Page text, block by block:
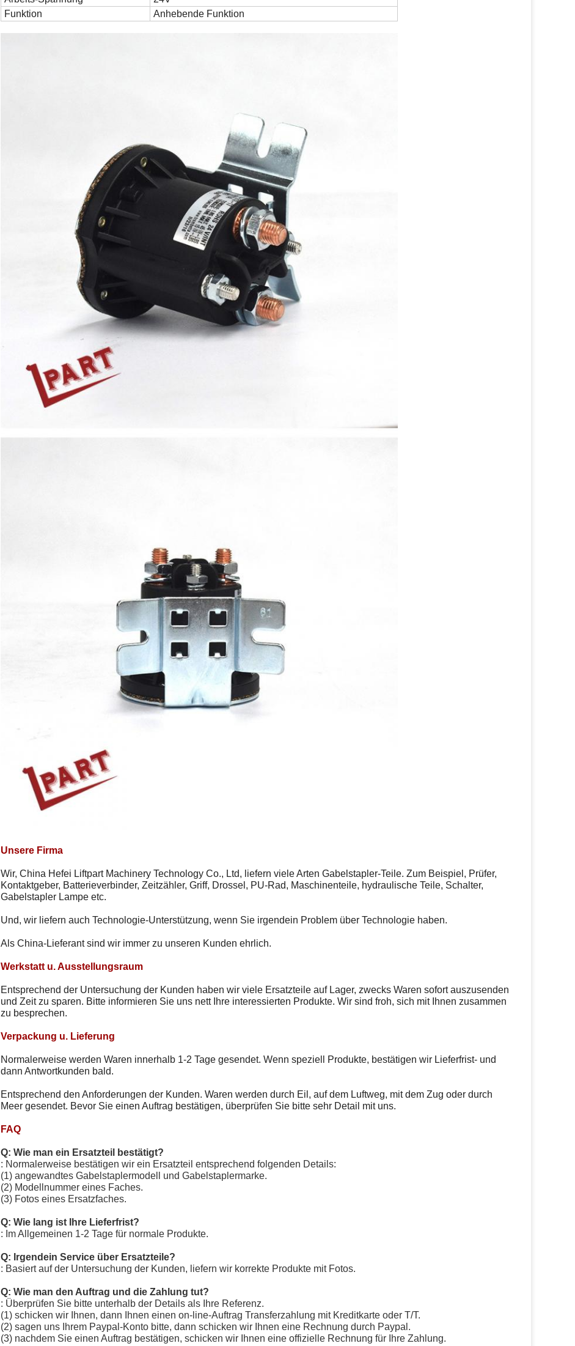
Funktion
Anhebende Funktion
Unsere Firma
Wir, China Hefei Liftpart Machinery Technology Co., Ltd, liefern viele Arten Gabelstapler-Teile. Zum Beispiel, Prüfer,
Kontaktgeber, Batterieverbinder, Zeitzähler, Griff, Drossel, PU-Rad, Maschinenteile, hydraulische Teile, Schalter,
Gabelstapler Lampe etc.
Und, wir liefern auch Technologie-Unterstützung, wenn Sie irgendein Problem über Technologie haben.
Als China-Lieferant sind wir immer zu unseren Kunden ehrlich.
Werkstatt u. Ausstellungsraum
Entsprechend der Untersuchung der Kunden haben wir viele Ersatzteile auf Lager, zwecks Waren sofort auszusenden
und Zeit zu sparen. Bitte informieren Sie uns nett Ihre interessierten Produkte. Wir sind froh, sich mit Ihnen zusammen
zu besprechen.
Verpackung u. Lieferung
Normalerweise werden Waren innerhalb 1-2 Tage gesendet. Wenn speziell Produkte, bestätigen wir Lieferfrist- und
dann Antwortkunden bald.
Entsprechend den Anforderungen der Kunden. Waren werden durch Eil, auf dem Luftweg, mit dem Zug oder durch
Meer gesendet. Bevor Sie einen Auftrag bestätigen, überprüfen Sie bitte sehr Detail mit uns.
FAQ
Q: Wie man ein Ersatzteil bestätigt?
: Normalerweise bestätigen wir ein Ersatzteil entsprechend folgenden Details:
(1) angewandtes Gabelstaplermodell und Gabelstaplermarke.
(2) Modellnummer eines Faches.
(3) Fotos eines Ersatzfaches.
Q: Wie lang ist Ihre Lieferfrist?
: Im Allgemeinen 1-2 Tage für normale Produkte.
Q: Irgendein Service über Ersatzteile?
: Basiert auf der Untersuchung der Kunden, liefern wir korrekte Produkte mit Fotos.
Q: Wie man den Auftrag und die Zahlung tut?
: Überprüfen Sie bitte unterhalb der Details als Ihre Referenz.
(1) schicken wir Ihnen, dann Ihnen einen on-line-Auftrag Transferzahlung mit Kreditkarte oder T/T.
(2) sagen uns Ihrem Paypal-Konto bitte, dann schicken wir Ihnen eine Rechnung durch Paypal.
(3) nachdem Sie einen Auftrag bestätigen, schicken wir Ihnen eine offizielle Rechnung für Ihre Zahlung.